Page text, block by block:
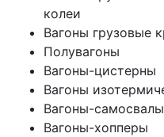
колеи
Вагоны грузовые
Полувагоны
Вагоны-цистерны
Вагоны
Вагоны-
Вагоны-хопперы